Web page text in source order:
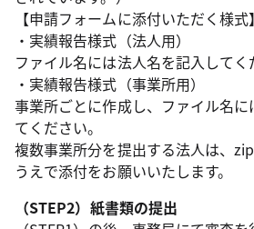
【申請フォームに添付いただく様式】
・実績報告様式（法人用）
ファイル名には法人名を記入してく
・実績報告様式（事業所用）
事業所ごとに作成し、ファイル名
てください。
複数事業所分を提出する法人は、
うえで添付をお願いいたします。
（STEP2）紙書類の提出